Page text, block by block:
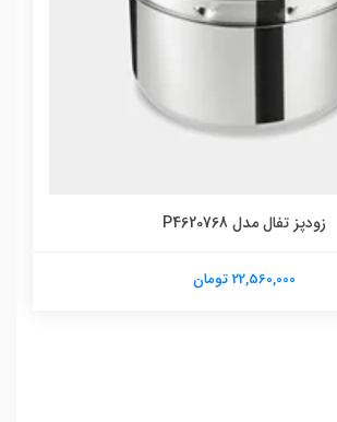
زودپز تفال مدل P4620768
22,560,000 تومان